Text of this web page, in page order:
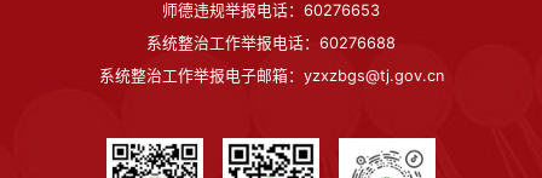
师德违规举报电话：60276653
系统整治工作举报电话：60276688
系统整治工作举报电子邮箱：yzxzbgs@tj.gov.cn